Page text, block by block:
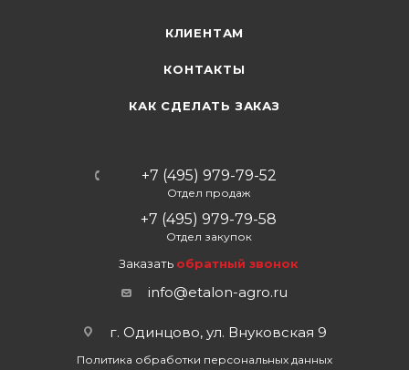
КЛИЕНТАМ
КОНТАКТЫ
КАК СДЕЛАТЬ ЗАКАЗ
+7 (495) 979-79-52
Отдел продаж
+7 (495) 979-79-58
Отдел закупок
Заказать обратный звонок
info@etalon-agro.ru
г. Одинцово, ул. Внуковская 9
Политика обработки персональных данных